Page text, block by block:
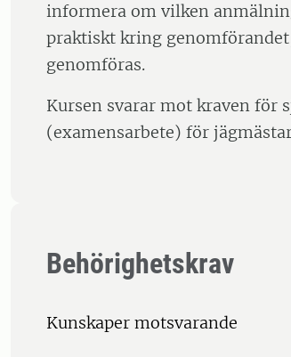
informera om vilken
praktiskt kring
genomföras.
Kursen svarar mot kraven för
(examensarbete) för
Behörighetskrav
Kunskaper motsvarande